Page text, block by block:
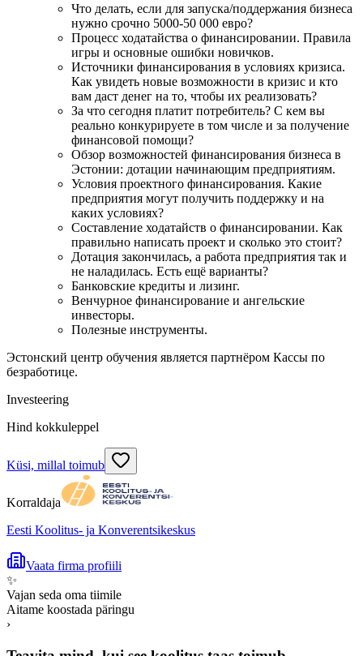
Что делать, если для запуска/поддержания бизнеса
нужно срочно 5000-50 000 евро?
Процесс ходатайства о финансировании. Правила
игры и основные ошибки новичков.
Источники финансирования в условиях кризиса.
Как увидеть новые возможности в кризис и кто
вам даст денег на то, чтобы их реализовать?
За что сегодня платит потребитель? С кем вы
реально конкурируете в том числе и за получение
финансовой помощи?
Обзор возможностей финансирования бизнеса в
Эстонии: дотации начинающим предприятиям.
Условия проектного финансирования. Какие
предприятия могут получить поддержку и на
каких условиях?
Составление ходатайств о финансировании. Как
правильно написать проект и сколько это стоит?
Дотация закончилась, а работа предприятия так и
не наладилась. Есть ещё варианты?
Банковские кредиты и лизинг.
Венчурное финансирование и ангельские
инвесторы.
Полезные инструменты.
Эстонский центр обучения является партнёром Кассы по
безработице.
Investeering
Hind kokkuleppel
Küsi, millal toimub
Korraldaja
Eesti Koolitus- ja Konverentsikeskus
Vaata firma profiili
✨
Vajan seda oma tiimile
Aitame koostada päringu
›